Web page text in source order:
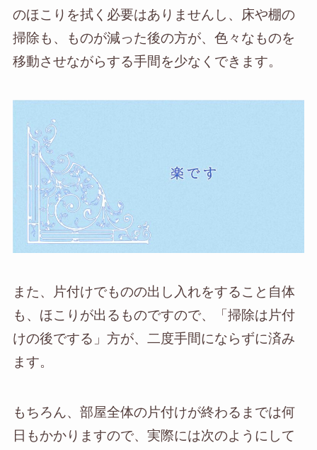
のほこりを拭く必要はありませんし、床や棚の
掃除も、ものが減った後の方が、色々なものを
移動させながらする手間を少なくできます。
また、片付けでものの出し入れをすること自体
も、ほこりが出るものですので、「掃除は片付
けの後でする」方が、二度手間にならずに済み
ます。
もちろん、部屋全体の片付けが終わるまでは何
日もかかりますので、実際には次のようにして